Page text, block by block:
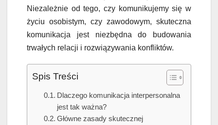
Niezależnie od tego, czy komunikujemy się w
życiu osobistym, czy zawodowym, skuteczna
komunikacja jest niezbędna do budowania
trwałych relacji i rozwiązywania konfliktów.
Spis Treści
Dlaczego komunikacja interpersonalna
jest tak ważna?
Główne zasady skutecznej